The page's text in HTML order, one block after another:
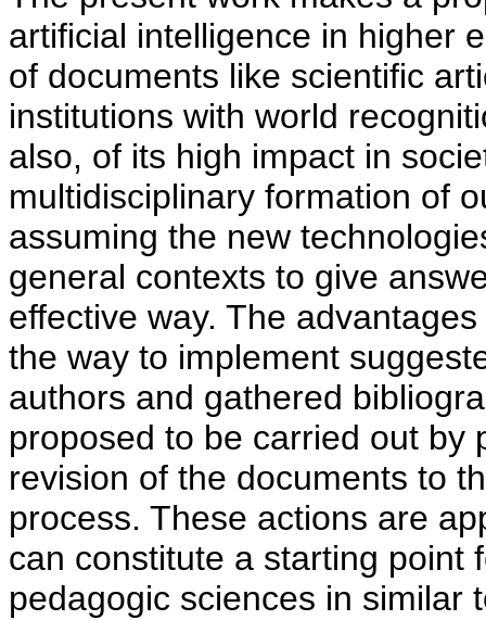
artificial intelligence in higher
of documents like scientific
institutions with world
also, of its high impact in
multidisciplinary formation of
assuming the new
general contexts to give
effective way. The
the way to implement
authors and gathered
proposed to be carried out by
revision of the documents to
process. These actions are
can constitute a starting point
pedagogic sciences in similar